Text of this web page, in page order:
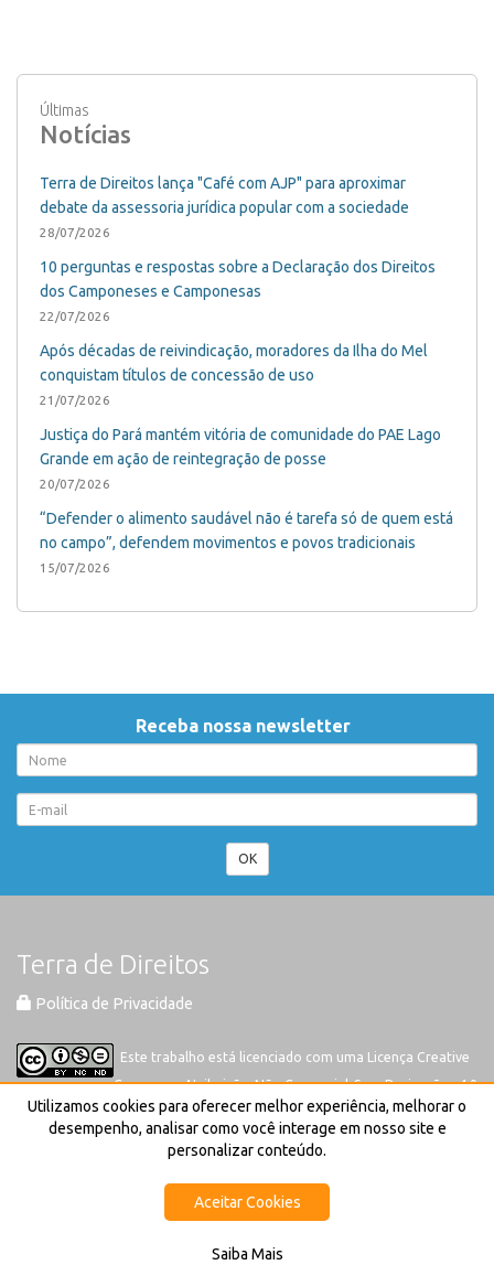
Últimas
Notícias
Terra de Direitos lança "Café com AJP" para aproximar
debate da assessoria jurídica popular com a sociedade
28/07/2026
10 perguntas e respostas sobre a Declaração dos Direitos
dos Camponeses e Camponesas
22/07/2026
Após décadas de reivindicação, moradores da Ilha do Mel
conquistam títulos de concessão de uso
21/07/2026
Justiça do Pará mantém vitória de comunidade do PAE Lago
Grande em ação de reintegração de posse
20/07/2026
“Defender o alimento saudável não é tarefa só de quem está
no campo”, defendem movimentos e povos tradicionais
15/07/2026
Receba nossa newsletter
OK
Terra de Direitos
Política de Privacidade
Este trabalho está licenciado com uma Licença Creative
Commons-Atribuição-Não Comercial-Sem Derivações 4.0
Internacional
Utilizamos cookies para oferecer melhor experiência, melhorar o
desempenho, analisar como você interage em nosso site e
personalizar conteúdo.
Aceitar Cookies
Saiba Mais